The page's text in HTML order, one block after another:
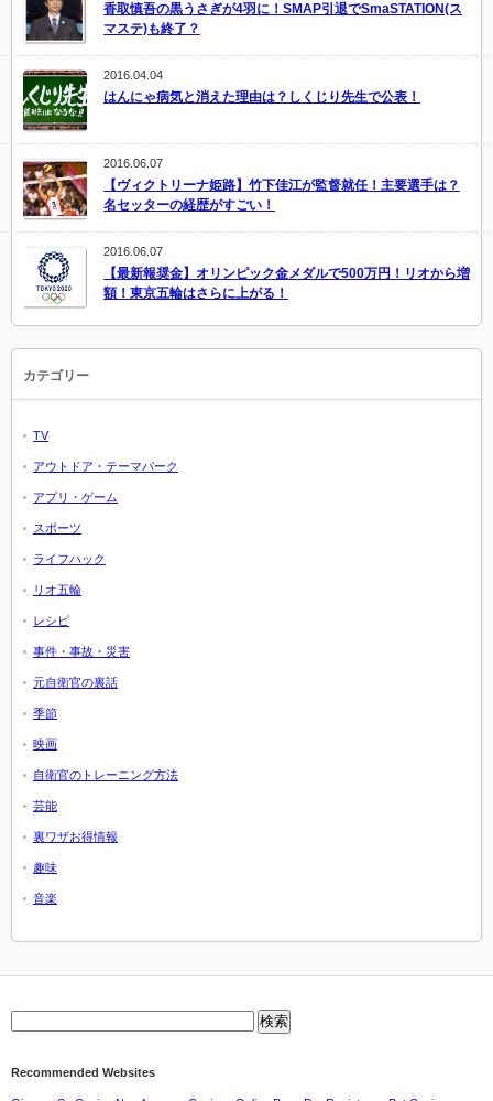
香取慎吾の黒うさぎが4羽に！SMAP引退でSmaSTATION(ス
マステ)も終了？
2016.04.04
はんにゃ病気と消えた理由は？しくじり先生で公表！
2016.06.07
【ヴィクトリーナ姫路】竹下佳江が監督就任！主要選手は？
名セッターの経歴がすごい！
2016.06.07
【最新報奨金】オリンピック金メダルで500万円！リオから増
額！東京五輪はさらに上がる！
カテゴリー
TV
アウトドア・テーマパーク
アプリ・ゲーム
スポーツ
ライフハック
リオ五輪
レシピ
事件・事故・災害
元自衛官の裏話
季節
映画
自衛官のトレーニング方法
芸能
裏ワザお得情報
趣味
音楽
Recommended Websites